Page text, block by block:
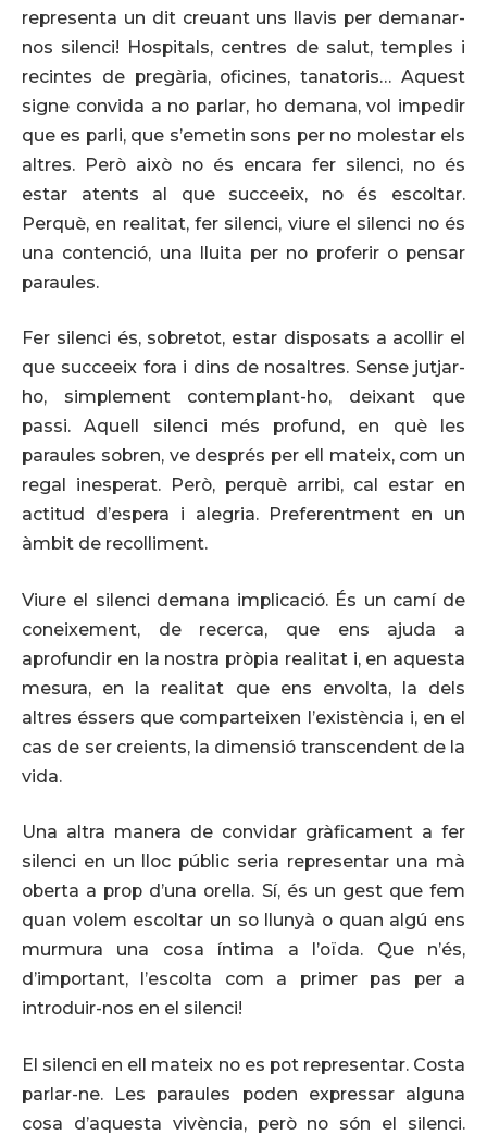
representa un dit creuant uns llavis per demanar-
nos silenci! Hospitals, centres de salut, temples i
recintes de pregària, oficines, tanatoris… Aquest
signe convida a no parlar, ho demana, vol impedir
que es parli, que s’emetin sons per no molestar els
altres. Però això no és encara fer silenci, no és
estar atents al que succeeix, no és escoltar.
Perquè, en realitat, fer silenci, viure el silenci no és
una contenció, una lluita per no proferir o pensar
paraules.
Fer silenci és, sobretot, estar disposats a acollir el
que succeeix fora i dins de nosaltres. Sense jutjar-
ho, simplement contemplant-ho, deixant que
passi. Aquell silenci més profund, en què les
paraules sobren, ve després per ell mateix, com un
regal inesperat. Però, perquè arribi, cal estar en
actitud d’espera i alegria. Preferentment en un
àmbit de recolliment.
Viure el silenci demana implicació. És un camí de
coneixement, de recerca, que ens ajuda a
aprofundir en la nostra pròpia realitat i, en aquesta
mesura, en la realitat que ens envolta, la dels
altres éssers que comparteixen l’existència i, en el
cas de ser creients, la dimensió transcendent de la
vida.
Una altra manera de convidar gràficament a fer
silenci en un lloc públic seria representar una mà
oberta a prop d’una orella. Sí, és un gest que fem
quan volem escoltar un so llunyà o quan algú ens
murmura una cosa íntima a l’oïda. Que n’és,
d’important, l’escolta com a primer pas per a
introduir-nos en el silenci!
El silenci en ell mateix no es pot representar. Costa
parlar-ne. Les paraules poden expressar alguna
cosa d’aquesta vivència, però no són el silenci.